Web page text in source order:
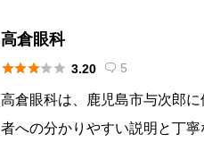
高倉眼科
 3.20  5
高倉眼科は、鹿児島市与次郎に
者への分かりやすい説明と丁寧